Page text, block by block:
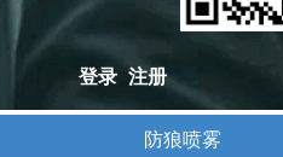
防狼喷雾
登录 注册